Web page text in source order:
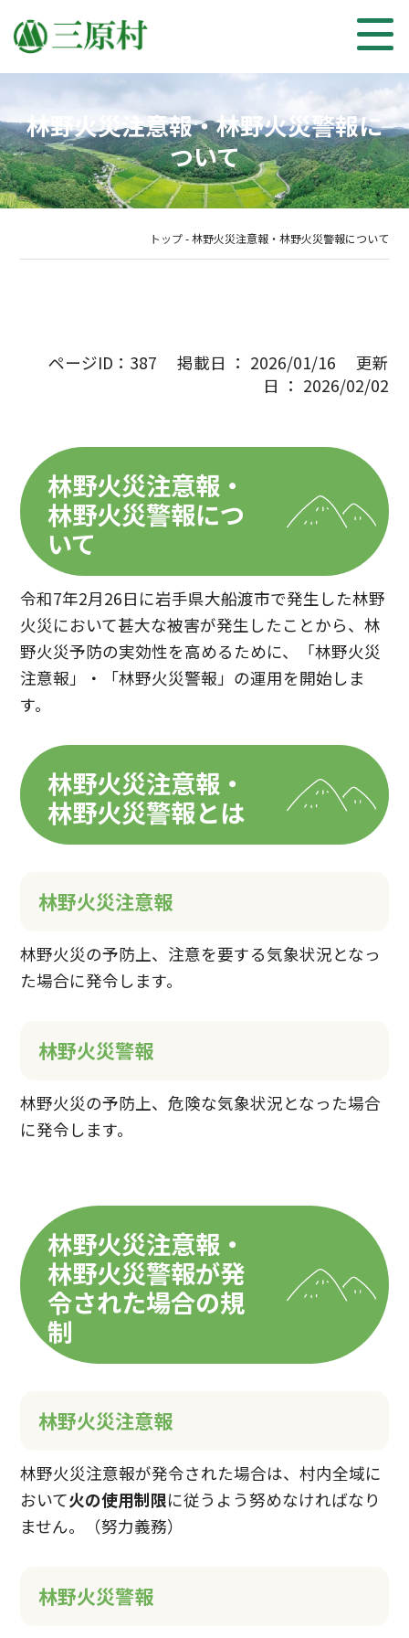
林野火災注意報・林野火災警報に
ついて
トップ-林野火災注意報・林野火災警報について
ページID：387 掲載日 ： 2026/01/16 更新
日 ： 2026/02/02
林野火災注意報・
林野火災警報につ
いて
令和7年2月26日に岩手県大船渡市で発生した林野
火災において甚大な被害が発生したことから、林
野火災予防の実効性を高めるために、「林野火災
注意報」・「林野火災警報」の運用を開始しま
す。
林野火災注意報・
林野火災警報とは
林野火災注意報
林野火災の予防上、注意を要する気象状況となっ
た場合に発令します。
林野火災警報
林野火災の予防上、危険な気象状況となった場合
に発令します。
林野火災注意報・
林野火災警報が発
令された場合の規
制
林野火災注意報
林野火災注意報が発令された場合は、村内全域に
おいて火の使用制限に従うよう努めなければなり
ません。（努力義務）
林野火災警報